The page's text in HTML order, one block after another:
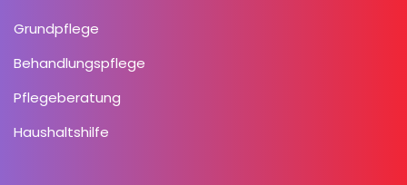
Grundpflege
Behandlungspflege
Pflegeberatung
Haushaltshilfe